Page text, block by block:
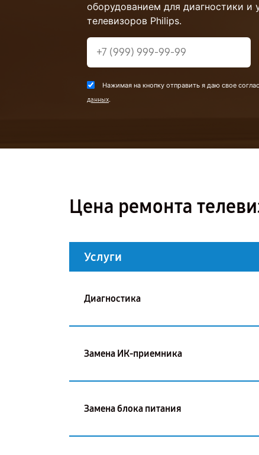
оборудованием для диагностики и
телевизоров Philips.
Нажимая на кнопку отправить я даю свое
данных.
Цена ремонта
Услуги
Диагностика
Замена ИК-приемника
Замена блока питания